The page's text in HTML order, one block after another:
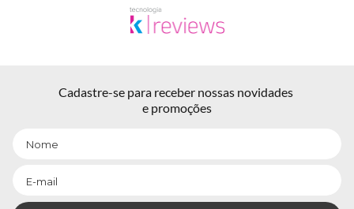
Cadastre-se para receber nossas novidades
e promoções